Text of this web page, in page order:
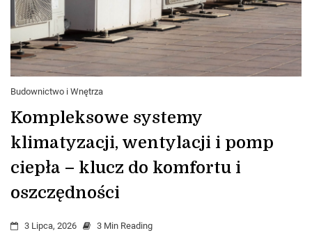
Budownictwo i Wnętrza
Kompleksowe systemy
klimatyzacji, wentylacji i pomp
ciepła – klucz do komfortu i
oszczędności
3 Lipca, 2026 3 Min Reading